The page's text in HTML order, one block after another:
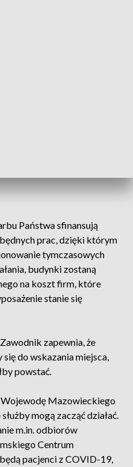
Państwa sfinansują
prac, dzięki którym
tymczasowych
budynki zostaną
na koszt firm, które
stanie się
zapewnia, że
do wskazania miejsca,
powstać.
Wojewodę Mazowieckiego
mogą zacząć działać.
m.in. odbiorów
Centrum
pacjenci z COVID-19,